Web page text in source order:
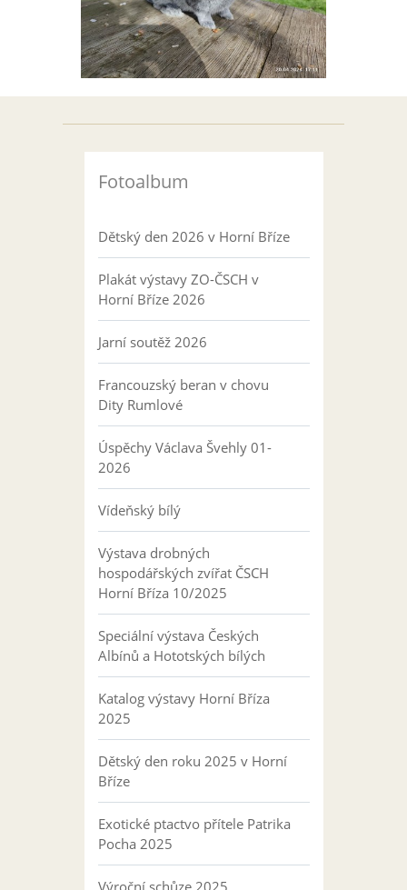
Fotoalbum
Dětský den 2026 v Horní Bříze
Plakát výstavy ZO-ČSCH v
Horní Bříze 2026
Jarní soutěž 2026
Francouzský beran v chovu
Dity Rumlové
Úspěchy Václava Švehly 01-
2026
Vídeňský bílý
Výstava drobných
hospodářských zvířat ČSCH
Horní Bříza 10/2025
Speciální výstava Českých
Albínů a Hototských bílých
Katalog výstavy Horní Bříza
2025
Dětský den roku 2025 v Horní
Bříze
Exotické ptactvo přítele Patrika
Pocha 2025
Výroční schůze 2025